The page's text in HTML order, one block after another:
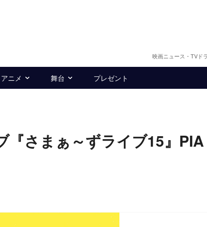
映画ニュース・TVド
アニメ 舞台 プレゼント
『さまぁ～ずライブ15』PIA